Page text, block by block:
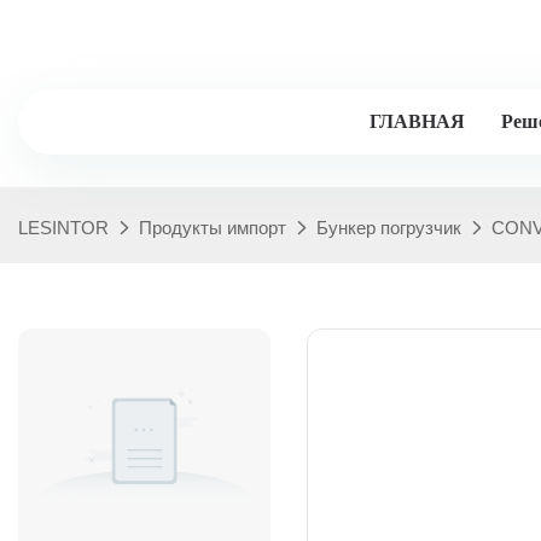
ГЛАВНАЯ
LESINTOR Продукты импорт Бункер погрузчик